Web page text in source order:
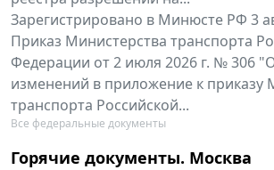
Зарегистрировано в Минюсте РФ 3
Приказ Министерства транспорта
Федерации от 2 июля 2026 г. № 306
изменений в приложение к приказу
транспорта Российской...
Все федеральные документы
Горячие документы. Москва